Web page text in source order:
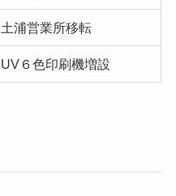
土浦営業所移転
UV６色印刷機増設